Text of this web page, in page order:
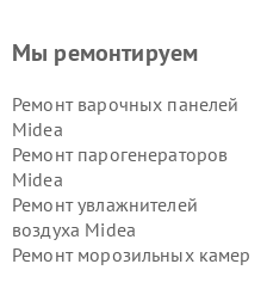
Мы ремонтируем
Ремонт варочных панелей
Midea
Ремонт парогенераторов
Midea
Ремонт увлажнителей
воздуха Midea
Ремонт морозильных камер